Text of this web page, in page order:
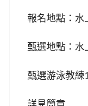
報名地點：水
甄選地點：水
甄選游泳教練
詳見簡章